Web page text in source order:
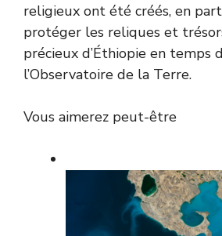
religieux ont été créés, en
protéger les reliques et
précieux d’Éthiopie en temps
l’Observatoire de la Terre.
Vous aimerez peut-être